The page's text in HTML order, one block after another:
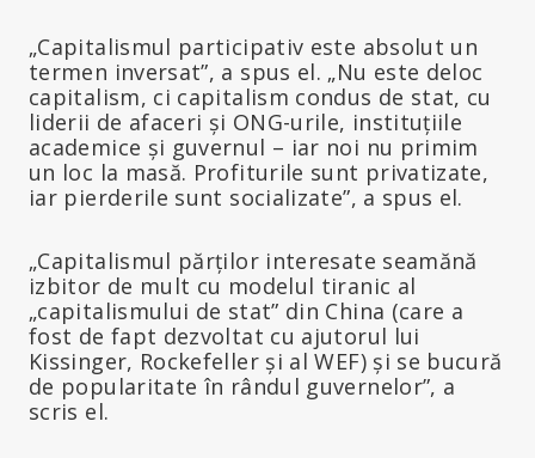
„Capitalismul participativ este absolut un
termen inversat”, a spus el. „Nu este deloc
capitalism, ci capitalism condus de stat, cu
liderii de afaceri și ONG-urile, instituțiile
academice și guvernul – iar noi nu primim
un loc la masă. Profiturile sunt privatizate,
iar pierderile sunt socializate”, a spus el.
„Capitalismul părților interesate seamănă
izbitor de mult cu modelul tiranic al
„capitalismului de stat” din China (care a
fost de fapt dezvoltat cu ajutorul lui
Kissinger, Rockefeller și al WEF) și se bucură
de popularitate în rândul guvernelor”, a
scris el.